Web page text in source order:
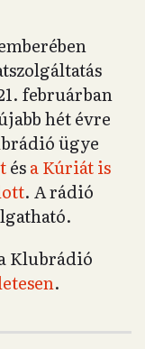
februárban
hét évre
ügye
ésa Kúriát is
. A rádió
Klubrádió
.